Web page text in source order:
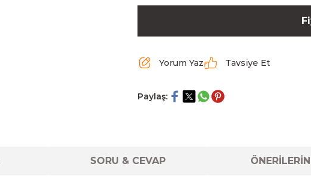
Yorum Yaz Tavsiye Et
Paylaş:
SORU & CEVAP